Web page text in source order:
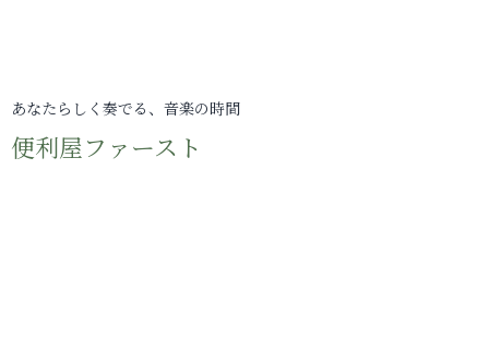
あなたらしく奏でる、音楽の時間
便利屋ファースト